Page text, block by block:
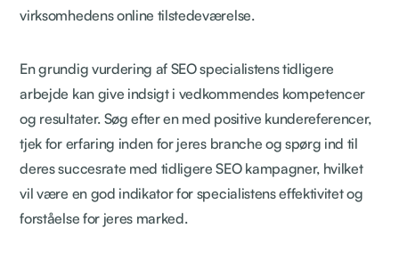
virksomhedens online tilstedeværelse.
En grundig vurdering af SEO specialistens tidligere
arbejde kan give indsigt i vedkommendes kompetencer
og resultater. Søg efter en med positive kundereferencer,
tjek for erfaring inden for jeres branche og spørg ind til
deres succesrate med tidligere SEO kampagner, hvilket
vil være en god indikator for specialistens effektivitet og
forståelse for jeres marked.